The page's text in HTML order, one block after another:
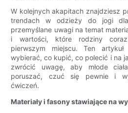
W kolejnych akapitach znajdziesz
trendach w odzieży do jogi
przemyślane uwagi na temat
i wartości, które rodziny
pierwszym miejscu. Ten
wybierać, co kupić, co polecić i na
zwrócić uwagę, aby młode
poruszać, czuć się pewnie i
ćwiczeń.
Materiały i fasony stawiające na